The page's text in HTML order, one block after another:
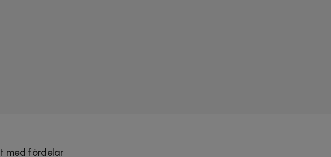
med fördelar